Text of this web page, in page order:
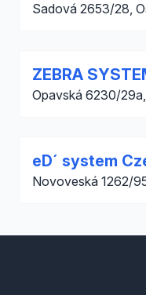
Sadová 2653/28,
ZEBRA
Opavská 6230/
eD´ system
Novoveská 1262/